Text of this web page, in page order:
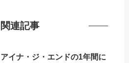
関連記事
アイナ・ジ・エンドの1年間に